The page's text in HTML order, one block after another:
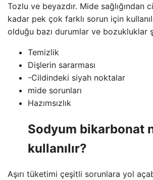
Tozlu ve beyazdır. Mide sağlığından
kadar pek çok farklı sorun için
olduğu bazı durumlar ve bozukluklar
Temizlik
Dişlerin sararması
-Cildindeki siyah noktalar
mide sorunları
Hazımsızlık
Sodyum bikarbonat
kullanılır?
Aşırı tüketimi çeşitli sorunlara yol